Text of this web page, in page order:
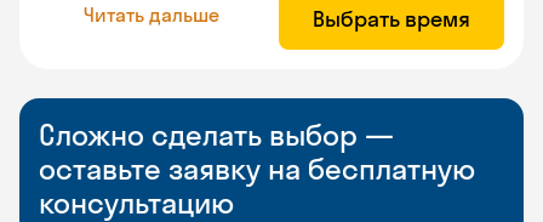
Читать дальше Выбрать время
Сложно сделать выбор —
оставьте заявку на бесплатную
консультацию